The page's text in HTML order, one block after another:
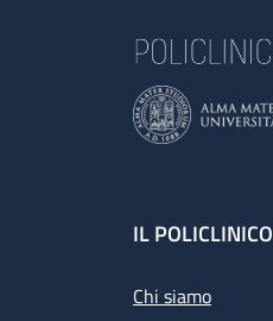
Footer
IL POLICLINICO
Chi siamo